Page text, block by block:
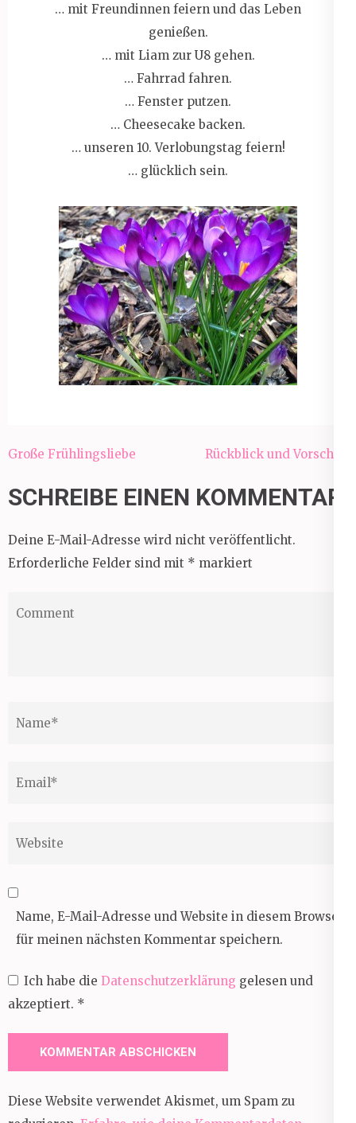
… mit Freundinnen feiern und das Leben
genießen.
… mit Liam zur U8 gehen.
… Fahrrad fahren.
… Fenster putzen.
… Cheesecake backen.
… unseren 10. Verlobungstag feiern!
… glücklich sein.
Beitragsnavigation
Große Frühlingsliebe Rückblick und Vorschau
SCHREIBE EINEN KOMMENTAR
Deine E-Mail-Adresse wird nicht veröffentlicht.
Erforderliche Felder sind mit * markiert
Name, E-Mail-Adresse und Website in diesem Browser
für meinen nächsten Kommentar speichern.
Ich habe die Datenschutzerklärung gelesen und
akzeptiert. *
Diese Website verwendet Akismet, um Spam zu